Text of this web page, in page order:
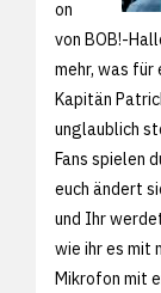
on
von BOB!-
mehr, was für
Kapitän
unglaublich
Fans spielen
euch ändert
und Ihr
wie ihr es mit
Mikrofon mit